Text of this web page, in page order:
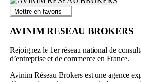
Mettre en favoris
AVINIM RESEAU BROKERS
Rejoignez le 1er réseau national de
d’entreprise et de commerce en France.
Avinim Réseau Brokers est une agence